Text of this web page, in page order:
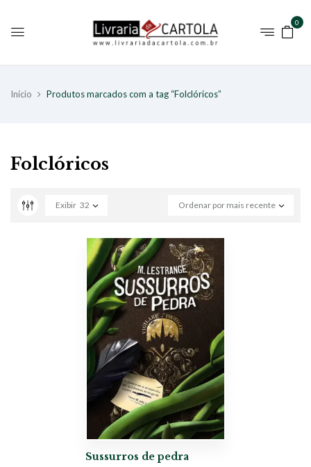
0
Início Produtos marcados com a tag “Folclóricos”
Folclóricos
Ordenar por mais recente
Exibir 32
Sussurros de pedra